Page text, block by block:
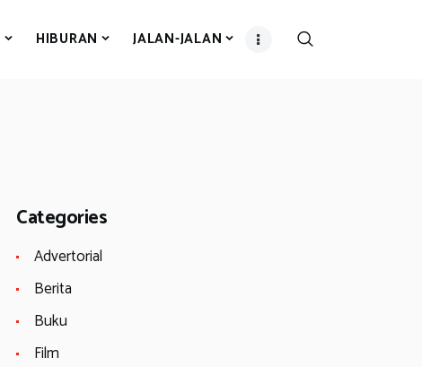
HIBURAN JALAN-JALAN
Categories
Advertorial
Berita
Buku
Film